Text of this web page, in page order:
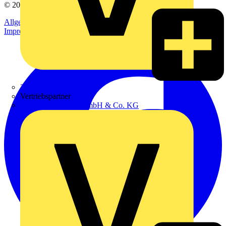
Zumtobel
Vertriebspartner
Adalbert Zajadacz GmbH & Co. KG
© 2002-
Voltimum
Allgemeine Geschäftsbedingungen
Datenschutzerklärung
Impressum